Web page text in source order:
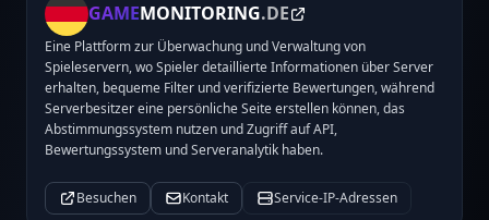
GAMEMONITORING.DE
Eine Plattform zur Überwachung und Verwaltung von
Spieleservern, wo Spieler detaillierte Informationen über Server
erhalten, bequeme Filter und verifizierte Bewertungen, während
Serverbesitzer eine persönliche Seite erstellen können, das
Abstimmungssystem nutzen und Zugriff auf API,
Bewertungssystem und Serveranalytik haben.
Besuchen Kontakt Service-IP-Adressen